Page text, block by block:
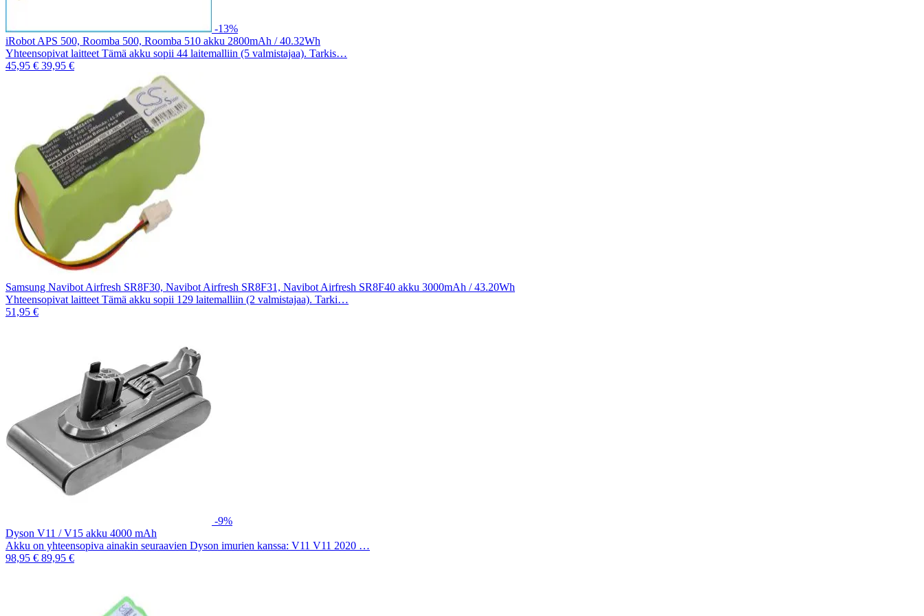
-13%
iRobot APS 500, Roomba 500, Roomba 510 akku 2800mAh / 40.32Wh
Yhteensopivat laitteet Tämä akku sopii 44 laitemalliin (5 valmistajaa). Tarkis…
45,95 € 39,95 €
Samsung Navibot Airfresh SR8F30, Navibot Airfresh SR8F31, Navibot Airfresh SR8F40 akku 3000mAh / 43.20Wh
Yhteensopivat laitteet Tämä akku sopii 129 laitemalliin (2 valmistajaa). Tarki…
51,95 €
-9%
Dyson V11 / V15 akku 4000 mAh
Akku on yhteensopiva ainakin seuraavien Dyson imurien kanssa: V11 V11 2020 …
98,95 € 89,95 €